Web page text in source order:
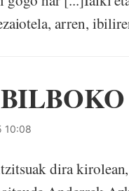
arren,
10:08
dira